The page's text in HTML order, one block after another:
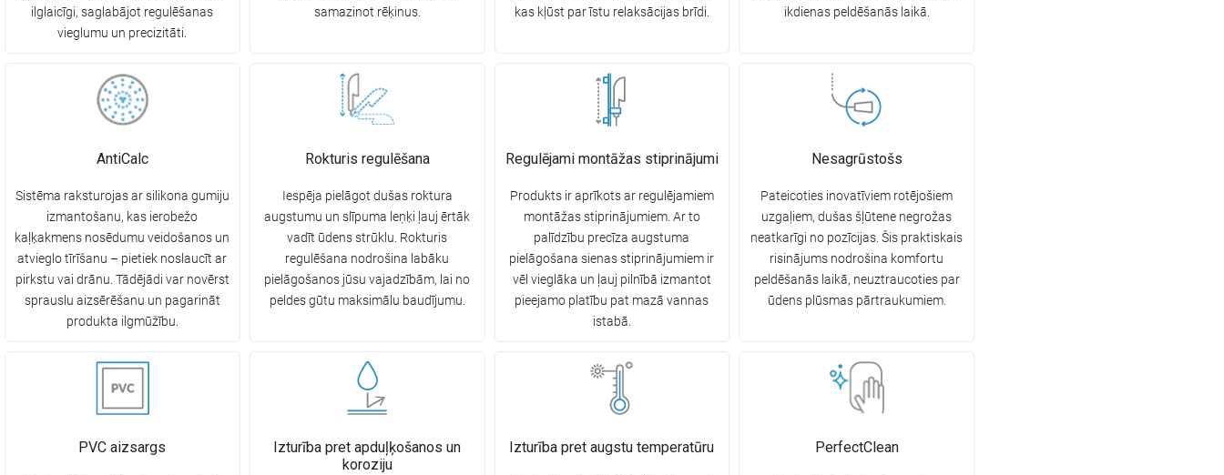
ilglaicīgi, saglabājot regulēšanas
vieglumu un precizitāti.
samazinot rēķinus.
kas kļūst par īstu relaksācijas brīdi.
ikdienas peldēšanās laikā.
AntiCalc
Sistēma raksturojas ar silikona gumiju
izmantošanu, kas ierobežo
kaļķakmens nosēdumu veidošanos un
atvieglo tīrīšanu – pietiek noslaucīt ar
pirkstu vai drānu. Tādējādi var novērst
sprauslu aizsērēšanu un pagarināt
produkta ilgmūžību.
Rokturis regulēšana
Iespēja pielāgot dušas roktura
augstumu un slīpuma leņķi ļauj ērtāk
vadīt ūdens strūklu. Rokturis
regulēšana nodrošina labāku
pielāgošanos jūsu vajadzībām, lai no
peldes gūtu maksimālu baudījumu.
Regulējami montāžas stiprinājumi
Produkts ir aprīkots ar regulējamiem
montāžas stiprinājumiem. Ar to
palīdzību precīza augstuma
pielāgošana sienas stiprinājumiem ir
vēl vieglāka un ļauj pilnībā izmantot
pieejamo platību pat mazā vannas
istabā.
Nesagrūstošs
Pateicoties inovatīviem rotējošiem
uzgaļiem, dušas šļūtene negrožas
neatkarīgi no pozīcijas. Šis praktiskais
risinājums nodrošina komfortu
peldēšanās laikā, neuztraucoties par
ūdens plūsmas pārtraukumiem.
PVC aizsargs
Izturība pret apduļķošanos un
koroziju
Izturība pret augstu temperatūru PerfectClean